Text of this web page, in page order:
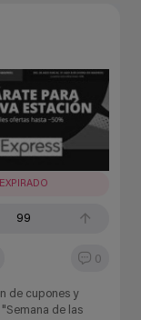
EXPIRADO
99
0
de cupones y
de las